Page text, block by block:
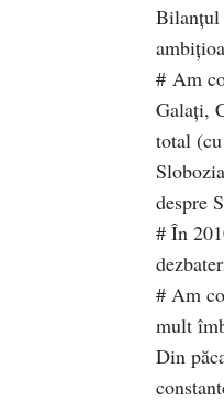
Bilanţul
# Am
Galaţi,
total
despre
# În
# Am
mult
Din